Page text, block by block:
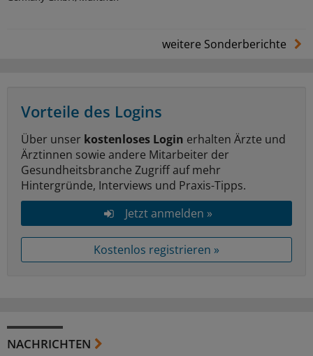
weitere Sonderberichte
Vorteile des Logins
Über unser kostenloses Login erhalten Ärzte und
Ärztinnen sowie andere Mitarbeiter der
Gesundheitsbranche Zugriff auf mehr
Hintergründe, Interviews und Praxis-Tipps.
Jetzt anmelden »
Kostenlos registrieren »
NACHRICHTEN